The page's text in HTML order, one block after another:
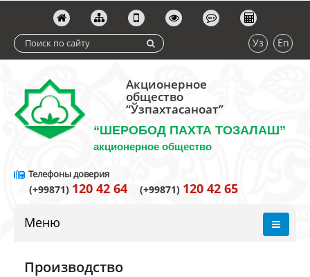
Уз En
Акционерное
общество
“Ўзпахтасаноат”
“ШЕРОБОД ПАХТА ТОЗАЛАШ”
акционерное общество
Телефоны доверия
(+99871) 120 42 64 (+99871) 120 42 65
Меню
Производство